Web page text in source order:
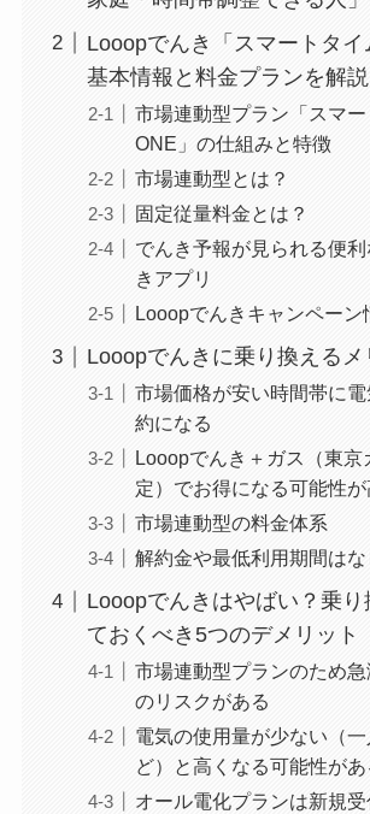
Looopでんき「スマートタ
基本情報と料金プランを解説
市場連動型プラン「スマー
ONE」の仕組みと特徴
市場連動型とは？
固定従量料金とは？
でんき予報が見られる便
きアプリ
Looopでんきキャンペーン
Looopでんきに乗り換えるメ
市場価格が安い時間帯に
約になる
Looopでんき＋ガス（東京
定）でお得になる可能性が
市場連動型の料金体系
解約金や最低利用期間はな
Looopでんきはやばい？乗り
ておくべき5つのデメリット
市場連動型プランのため
のリスクがある
電気の使用量が少ない（
ど）と高くなる可能性があ
オール電化プランは新規